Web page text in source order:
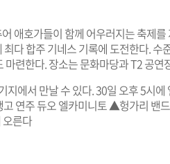
애호가들이 함께 어우러지는 축제를
다 합주 기네스 기록에 도전한다. 수
련한다. 장소는 문화마당과 T2 공연
에서 만날 수 있다. 30일 오후 5시에
연주 듀오 엘카미니토 ▲헝가리 밴
른다